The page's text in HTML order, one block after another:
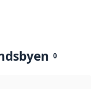
0